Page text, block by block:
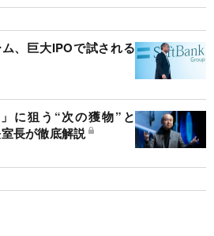
、巨大IPOで試される
に狙う“次の獲物”と
長が徹底解説